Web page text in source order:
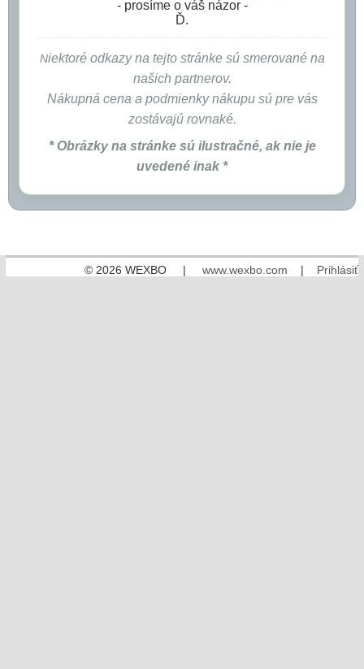
- prosíme o váš názor -
Ď.
Niektoré odkazy na tejto stránke sú smerované na
našich partnerov.
Nákupná cena a podmienky nákupu sú pre vás
zostávajú rovnaké.
* Obrázky na stránke sú ilustračné, ak nie je
uvedené inak *
© 2026 WEXBO | www.wexbo.com | Prihlásiť